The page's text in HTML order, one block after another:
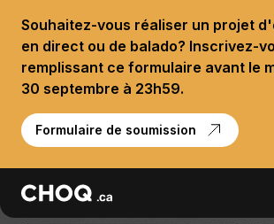
Souhaitez-vous réaliser un projet
en direct ou de balado? Inscrivez-
remplissant ce formulaire avant le
30 septembre à 23h59.
Formulaire de soumission